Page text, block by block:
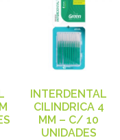
INTERDENTAL
CILINDRICA 4
MM – C/ 10
UNIDADES